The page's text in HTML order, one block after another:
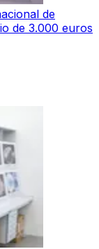
de
de 3.000 euros